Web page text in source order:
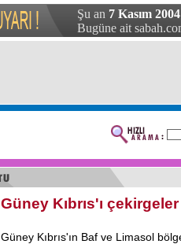
Şu an 7 Kasım
Bugüne ait
Güney Kıbrıs'ı çekirgeler
Güney Kıbrıs'ın Baf ve Limasol